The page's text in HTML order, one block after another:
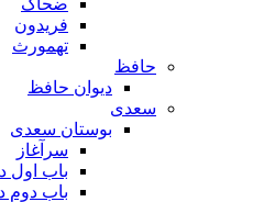
ضحاک
فریدون
تهمورث
حافظ
دیوان حافظ
سعدی
بوستان سعدی
سرآغاز
باب اول
باب دوم